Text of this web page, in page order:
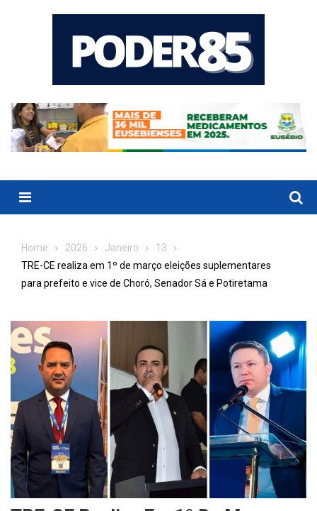
Menu
Home 2026 Janeiro
13
TRE-CE realiza em 1º de março eleições suplementares
para prefeito e vice de Choró, Senador Sá e Potiretama